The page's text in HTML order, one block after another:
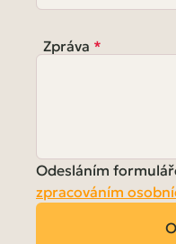
Zpráva
Odesláním
zpracováním